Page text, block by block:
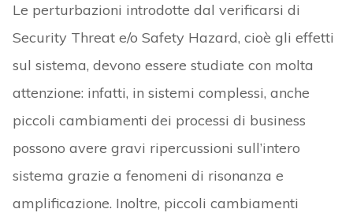
Le perturbazioni introdotte dal verificarsi di
Security Threat e/o Safety Hazard, cioè gli effetti
sul sistema, devono essere studiate con molta
attenzione: infatti, in sistemi complessi, anche
piccoli cambiamenti dei processi di business
possono avere gravi ripercussioni sull’intero
sistema grazie a fenomeni di risonanza e
amplificazione. Inoltre, piccoli cambiamenti